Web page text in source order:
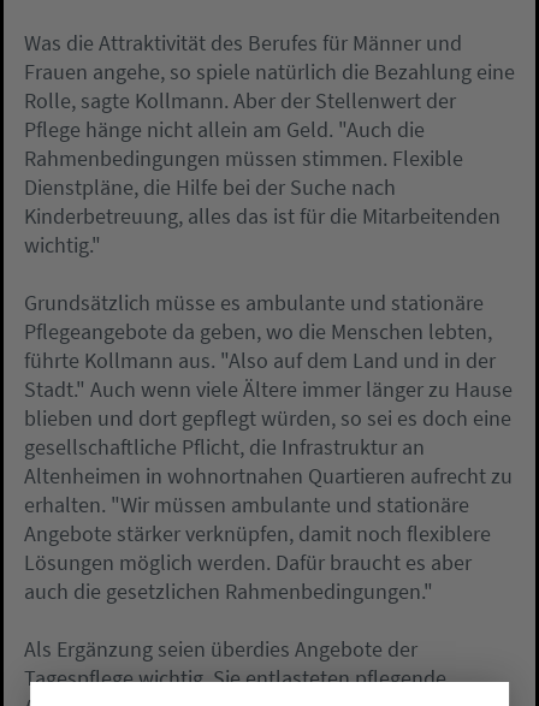
Was die Attraktivität des Berufes für Männer und
Frauen angehe, so spiele natürlich die Bezahlung eine
Rolle, sagte Kollmann. Aber der Stellenwert der
Pflege hänge nicht allein am Geld. "Auch die
Rahmenbedingungen müssen stimmen. Flexible
Dienstpläne, die Hilfe bei der Suche nach
Kinderbetreuung, alles das ist für die Mitarbeitenden
wichtig."
Grundsätzlich müsse es ambulante und stationäre
Pflegeangebote da geben, wo die Menschen lebten,
führte Kollmann aus. "Also auf dem Land und in der
Stadt." Auch wenn viele Ältere immer länger zu Hause
blieben und dort gepflegt würden, so sei es doch eine
gesellschaftliche Pflicht, die Infrastruktur an
Altenheimen in wohnortnahen Quartieren aufrecht zu
erhalten. "Wir müssen ambulante und stationäre
Angebote stärker verknüpfen, damit noch flexiblere
Lösungen möglich werden. Dafür braucht es aber
auch die gesetzlichen Rahmenbedingungen."
Als Ergänzung seien überdies Angebote der
Tagespflege wichtig. Sie entlasteten pflegende